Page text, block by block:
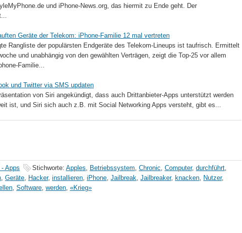
und iPhone-News.org, das hiermit zu Ende geht. Der
Geräte der Telekom: iPhone-Familie 12 mal vertreten
Rangliste der populärsten Endgeräte des Telekom-Lineups ist taufrisch. Ermittelt
und unabhängig von den gewählten Verträgen, zeigt die Top-25 vor allem
Familie...
und Twitter via SMS updaten
von Siri angekündigt, dass auch Drittanbieter-Apps unterstützt werden
ist, und Siri sich auch z.B. mit Social Networking Apps versteht, gibt es...
Apps Stichworte: Apples, Betriebssystem, Chronic, Computer, durchführt,
, Geräte, Hacker, installieren, iPhone, Jailbreak, Jailbreaker, knacken, Nutzer,
, Software, werden, «Krieg»